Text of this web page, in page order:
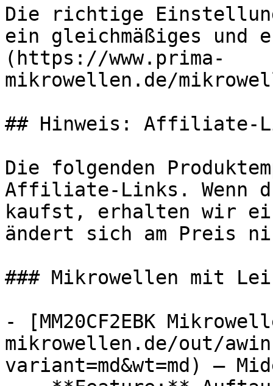
Die richtige
ein gleichmäßiges und
(https://www.prima-
mikrowellen.de/
## Hinweis: Affiliate-
Die folgenden
Affiliate-Links. Wenn
kaufst, erhalten wir
ändert sich am Preis
### Mikrowellen mit
- [MM20CF2EBK
mikrowellen.de/out/
variant=md&wt=md) —